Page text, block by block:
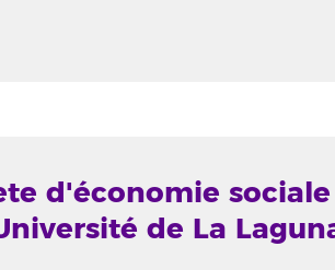
d'économie
de La